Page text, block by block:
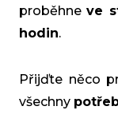
proběhneve
hodin.
Přijďte něco
všechny